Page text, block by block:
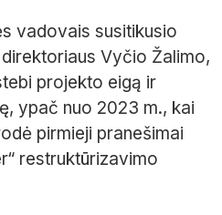
vadovais susitikusio
direktoriaus Vyčio Žalimo,
projekto eigą ir
ypač nuo 2023 m., kai
pirmieji pranešimai
restruktūrizavimo